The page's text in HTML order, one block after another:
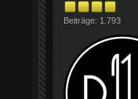
Beiträge: 1.793